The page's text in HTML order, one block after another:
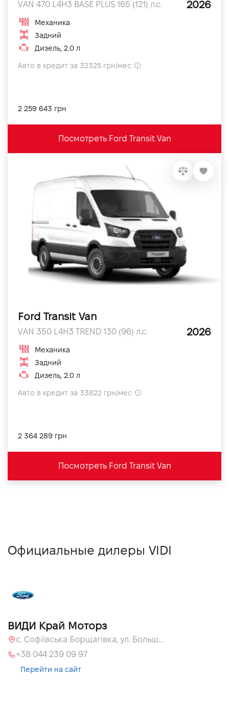
VAN 470 L4H3 BASE PLUS 165 (121) л.с. 2026
Механика
Задний
Дизель, 2.0 л
Авто в кредит за 32325 грн/мес
2 259 643 грн
Посмотреть Ford Transit Van
Ford Transit Van
VAN 350 L4H3 TREND 130 (96) л.с. 2026
Механика
Задний
Дизель, 2.0 л
Авто в кредит за 33822 грн/мес
2 364 289 грн
Посмотреть Ford Transit Van
Официальные дилеры VIDI
ВИДИ Край Моторз
с. Софіївська Борщагівка, ул. Большая Кольцевая, 60а
+38 044 239 09 97
Перейти на сайт